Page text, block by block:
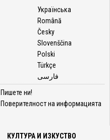
Українська
Română
Česky
Slovenščina
Polski
Türkçe
فارسی
Пишете ни!
Поверителност на информацията
КУЛТУРА И ИЗКУСТВО